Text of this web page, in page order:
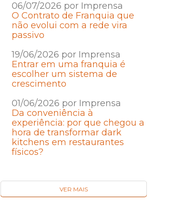
06/07/2026 por Imprensa
O Contrato de Franquia que
não evolui com a rede vira
passivo
19/06/2026 por Imprensa
Entrar em uma franquia é
escolher um sistema de
crescimento
01/06/2026 por Imprensa
Da conveniência à
experiência: por que chegou a
hora de transformar dark
kitchens em restaurantes
físicos?
VER MAIS